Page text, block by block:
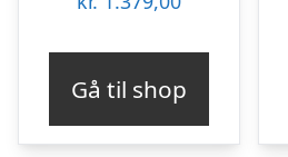
Gå til shop